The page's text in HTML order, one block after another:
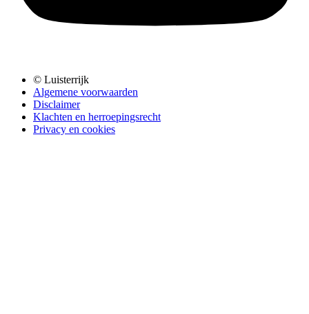
© Luisterrijk
Algemene voorwaarden
Disclaimer
Klachten en herroepingsrecht
Privacy en cookies